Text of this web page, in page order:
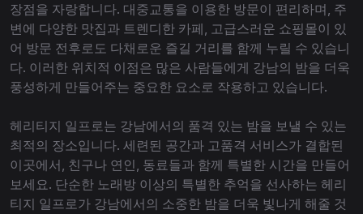
장점을 자랑합니다. 대중교통을 이용한 방문이 편리하며, 주
변에 다양한 맛집과 트렌디한 카페, 고급스러운 쇼핑몰이 있
어 방문 전후로도 다채로운 즐길 거리를 함께 누릴 수 있습니
다. 이러한 위치적 이점은 많은 사람들에게 강남의 밤을 더욱
풍성하게 만들어주는 중요한 요소로 작용하고 있습니다.
헤리티지 일프로는 강남에서의 품격 있는 밤을 보낼 수 있는
최적의 장소입니다. 세련된 공간과 고품격 서비스가 결합된
이곳에서, 친구나 연인, 동료들과 함께 특별한 시간을 만들어
보세요. 단순한 노래방 이상의 특별한 추억을 선사하는 헤리
티지 일프로가 강남에서의 소중한 밤을 더욱 빛나게 해줄 것